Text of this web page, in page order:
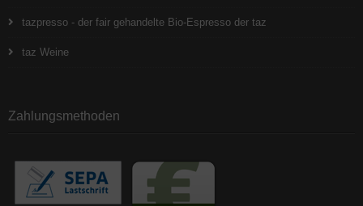
tazpresso - der fair gehandelte Bio-Espresso der taz
taz Weine
Zahlungsmethoden